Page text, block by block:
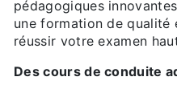
pédagogiques
une formation de qualité
réussir votre examen
Des cours de conduite